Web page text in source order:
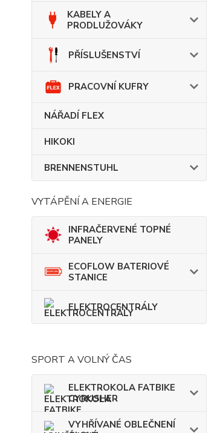
KABELY A
PRODLUŽOVÁKY
PŘÍSLUŠENSTVÍ
PRACOVNÍ KUFRY
NÁŘADÍ FLEX
HIKOKI
BRENNENSTUHL
VYTÁPĚNÍ A ENERGIE
INFRAČERVENÉ TOPNÉ
PANELY
ECOFLOW BATERIOVÉ
STANICE
ELEKTROCENTRÁLY
SPORT A VOLNÝ ČAS
ELEKTROKOLA FATBIKE
CYRUSHER
VYHŘÍVANÉ OBLEČNENÍ